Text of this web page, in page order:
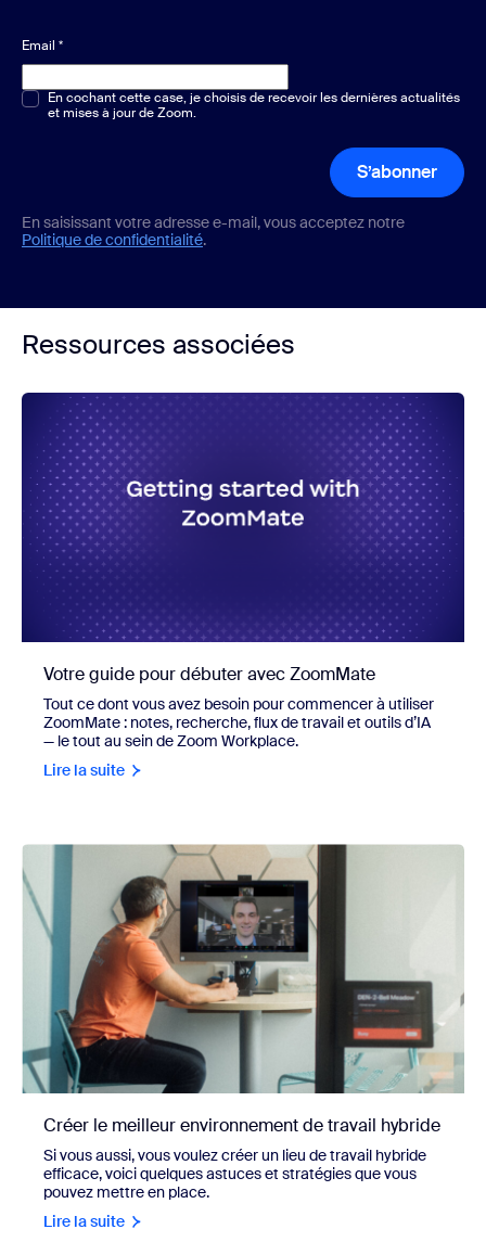
Email *
Choix multiple ou unique*
En cochant cette case, je choisis de recevoir les dernières actualités
et mises à jour de Zoom.
S’abonner
En saisissant votre adresse e-mail, vous acceptez notre
Politique de confidentialité.
Ressources associées
Votre guide pour débuter avec ZoomMate
Tout ce dont vous avez besoin pour commencer à utiliser
ZoomMate : notes, recherche, flux de travail et outils d’IA
— le tout au sein de Zoom Workplace.
Lire la suite
Créer le meilleur environnement de travail hybride
Si vous aussi, vous voulez créer un lieu de travail hybride
efficace, voici quelques astuces et stratégies que vous
pouvez mettre en place.
Lire la suite